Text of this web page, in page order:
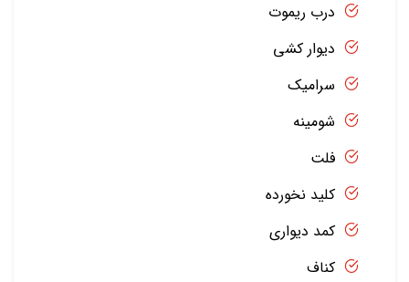
درب ریموت
دیوار کشی
سرامیک
شومینه
فلت
کلید نخورده
کمد دیواری
کناف